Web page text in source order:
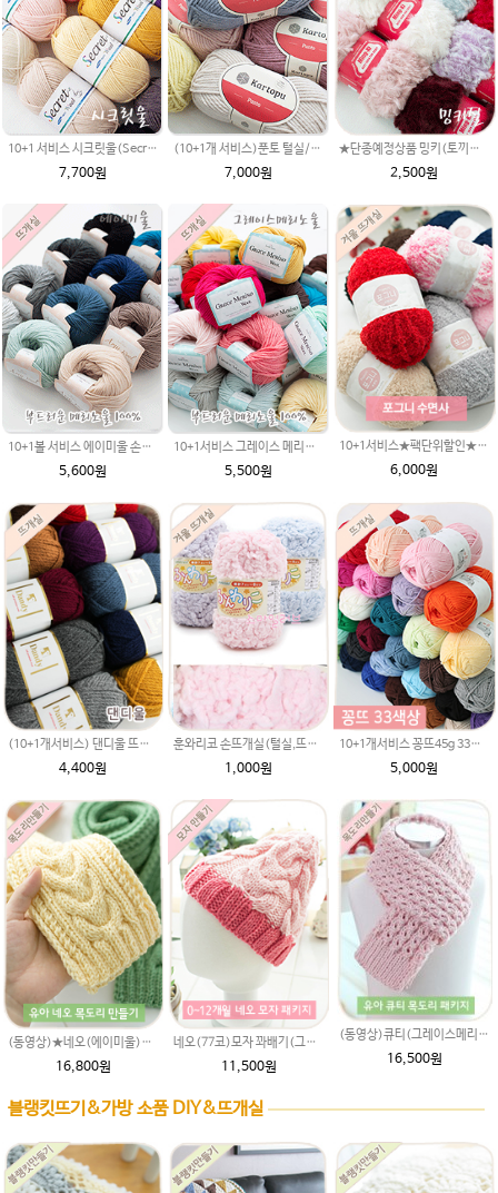
10+1 서비스 시크릿울(Secret Wool)제일모직/털실/뜨개실/뜨개질실/손뜨개실/목도리털실/뜨게실/뜨게질/세븐이지/손뜨개질실
7,700원
(10+1개 서비스)푼토 털실/푼토실 목도리뜨개질 부드러운실
7,000원
★단종예정상품 밍키(토끼털처럼 부드러운실) 50g ★/아기뜨개실/ 여우실/토끼실/밍키실/페이크퍼 얀
2,500원
10+1볼 서비스 에이미울 손뜨개실(털실,뜨게질실) 뜨개실 스마일러브 아기실
5,600원
10+1서비스 그레이스 메리노울(Grace MerinoWool) 뜨개실 겨울 뜨개질 손뜨개(털실,뜨게질실) 뜨게실 스마일러브
5,500원
10+1서비스★팩단위할인★포그니 fleece 플리스 수면사 뜨개실/소프트 메리 멜로디/부드러운 털실/유아용실
6,000원
(10+1개서비스) 댄디울 뜨개실/목도리실/목도리털실/가볍고 부드러운 굵은털실/울혼방사/프리미어울
4,400원
훈와리코 손뜨개실(털실,뜨게질실)
1,000원
10+1개서비스 꽁뜨45g 33색상 꽁뜨실(면혼방사,봄여름실,아기실,코튼,인형실,블랭킷실,꽁트실
5,000원
(동영상)★네오(에이미울)목도리패키지 여아 남아목도리뜨개질/유아목도리/아기목도리뜨개질/아기목도리도안/뜨는방법/손뜨개무료도안/아기목도리뜨기/키즈목도리
16,800원
네오(77코)모자 꽈배기(그레이스메리노울 77코) 0~12개월 아기모자뜨기 패키지 (네오모자도안 + 뜨개실 2타래),손뜨개모자,모자DIY,비니모자만들기,유아모자뜨기,아기모자뜨기,꽈배기모자,꽈배기무늬,아기모자뜨개질,모자뜨개질
11,500원
(동영상)큐티(그레이스메리노울)목도리패키지 동그랑땡무늬 여아 남아목도리뜨개질/유아목도리/아기목도리뜨개질/아기목도리도안/뜨는방법/손뜨개무료도안
16,500원
블랭킷뜨기&가방 소품 DIY&뜨개실